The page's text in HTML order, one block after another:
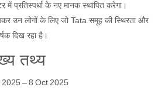
में प्रतिस्पर्धा के नए मानक स्थापित करेगा।
उन लोगों के लिए जो Tata समूह की स्थिरता और
दिख रहा है।
तथ्य
2025 – 8 Oct 2025